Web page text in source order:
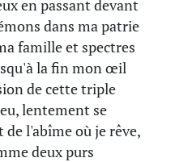
en passant devant
dans ma patrie
famille et spectres
la fin mon œil
de cette triple
lentement se
de l'abîme où je rêve,
deux purs